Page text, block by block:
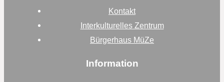
Kontakt
Interkulturelles Zentrum
Bürgerhaus MüZe
Information